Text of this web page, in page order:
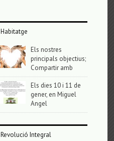
Habitatge
Els nostres
principals objectius;
Compartir amb
Els dies 10 i 11 de
gener, en Miguel
Angel
Revolució Integral